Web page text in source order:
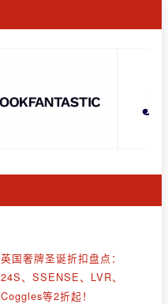
英国奢牌圣诞折扣盘点：
24S、SSENSE、LVR、
Coggles等2折起！